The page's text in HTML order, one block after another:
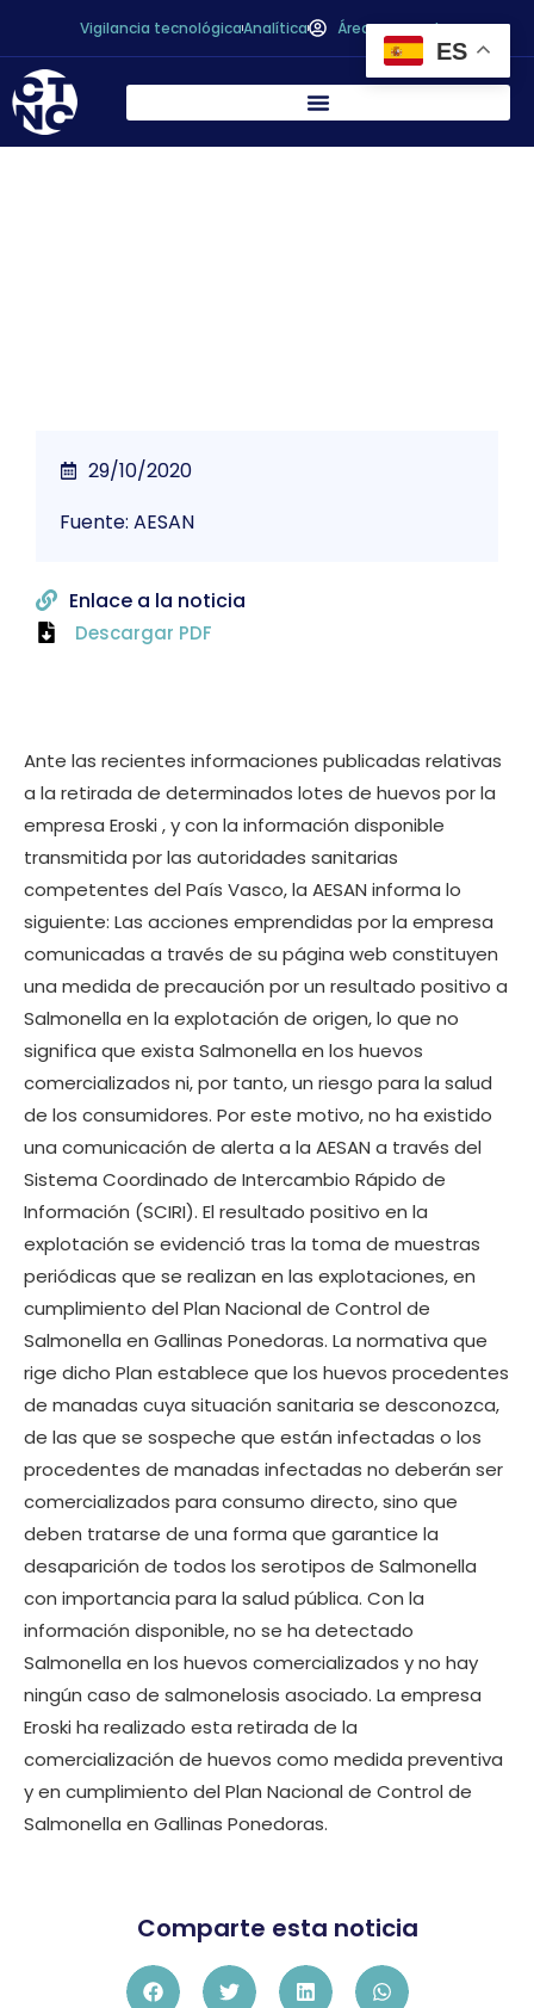
Vigilancia tecnológicaAnalítica Área personal
Ante las recientes informaciones publicadas relativas
a la retirada de determinados lotes de huevos por la
empresa Eroski , y con la información disponible
transmitida por las autoridades sanitarias
competentes del País Vasco, la AESAN informa lo
siguiente: Las acciones emprendidas por la empresa
comunicadas a través de su página web constituyen
una medida de precaución por un resultado positivo a
Salmonella en la explotación de origen, lo que no
significa que exista Salmonella en los huevos
comercializados ni, por tanto, un riesgo para la salud
de los consumidores. Por este motivo, no ha existido
una comunicación de alerta a la AESAN a través del
Sistema Coordinado de Intercambio Rápido de
Información (SCIRI). El resultado positivo en la
explotación se evidenció tras la toma de muestras
periódicas que se realizan en las explotaciones, en
cumplimiento del Plan Nacional de Control de
Salmonella en Gallinas Ponedoras. La normativa que
rige dicho Plan establece que los huevos procedentes
de manadas cuya situación sanitaria se desconozca,
de las que se sospeche que están infectadas o los
procedentes de manadas infectadas no deberán ser
comercializados para consumo directo, sino que
deben tratarse de una forma que garantice la
desaparición de todos los serotipos de Salmonella
con importancia para la salud pública. Con la
información disponible, no se ha detectado
Salmonella en los huevos comercializados y no hay
ningún caso de salmonelosis asociado. La empresa
Eroski ha realizado esta retirada de la
comercialización de huevos como medida preventiva
y en cumplimiento del Plan Nacional de Control de
Salmonella en Gallinas Ponedoras.
29/10/2020
Fuente: AESAN
Enlace a la noticia
Descargar PDF
Comparte esta noticia
ES